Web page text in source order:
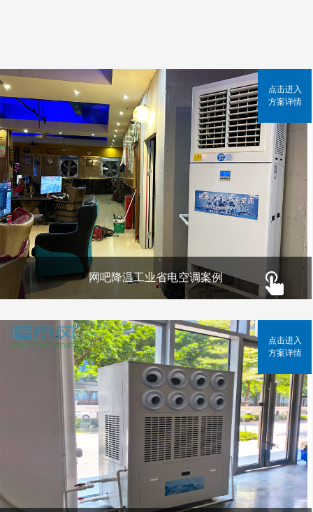
网吧降温工业省电空调案例
点击进入
方案详情
点击进入
方案详情